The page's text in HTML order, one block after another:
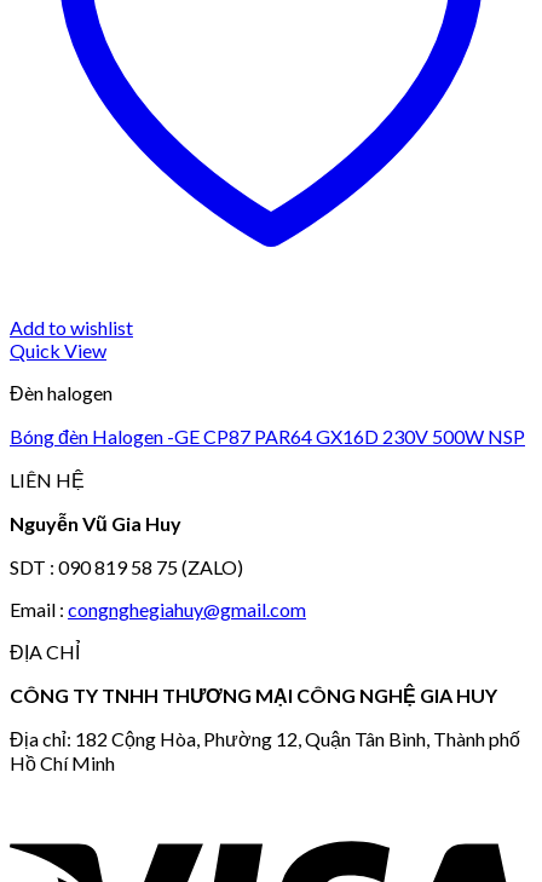
Add to wishlist
Quick View
Đèn halogen
Bóng đèn Halogen -GE CP87 PAR64 GX16D 230V 500W NSP
LIÊN HỆ
Nguyễn Vũ Gia Huy
SDT : 090 819 58 75 (ZALO)
Email : congnghegiahuy@gmail.com
ĐỊA CHỈ
CÔNG TY TNHH THƯƠNG MẠI CÔNG NGHỆ GIA HUY
Địa chỉ: 182 Cộng Hòa, Phường 12, Quận Tân Bình, Thành phố
Hồ Chí Minh